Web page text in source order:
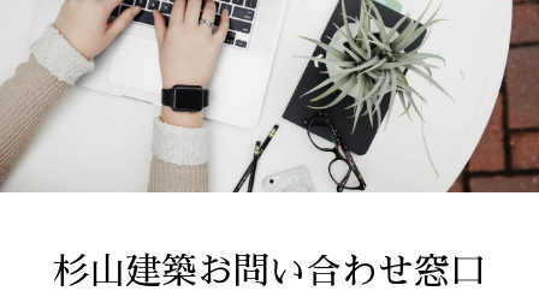
杉山建築お問い合わせ窓口